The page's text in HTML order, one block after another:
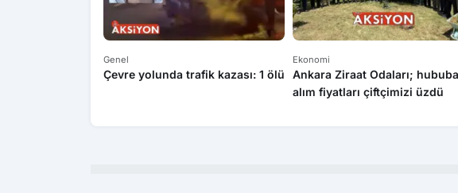
Genel
Çevre yolunda trafik kazası: 1 ölü
Ekonomi
Ankara Ziraat Odaları;
alım fiyatları çiftçimizi üzdü